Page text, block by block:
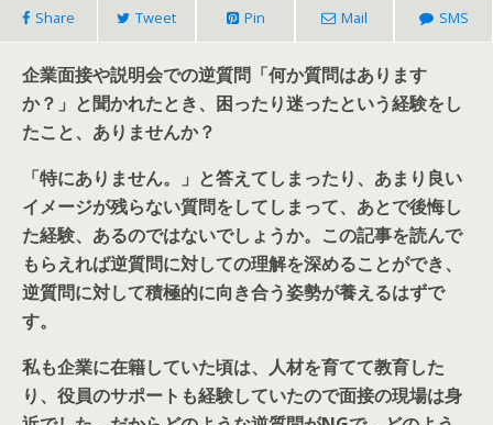
Share Tweet Pin Mail SMS
企業面接や説明会での逆質問「何か質問はあります
か？」と聞かれたとき、困ったり迷ったという経験をし
たこと、ありませんか？
「特にありません。」と答えてしまったり、あまり良い
イメージが残らない質問をしてしまって、あとで後悔し
た経験、あるのではないでしょうか。この記事を読んで
もらえれば逆質問に対しての理解を深めることができ、
逆質問に対して積極的に向き合う姿勢が養えるはずで
す。
私も企業に在籍していた頃は、人材を育てて教育した
り、役員のサポートも経験していたので面接の現場は身